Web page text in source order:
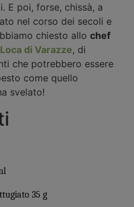
E poi, forse, chissà, a
nel corso dei secoli e
chiesto allo chef
di Varazze, di
che potrebbero essere
come quello
svelato!
35 g